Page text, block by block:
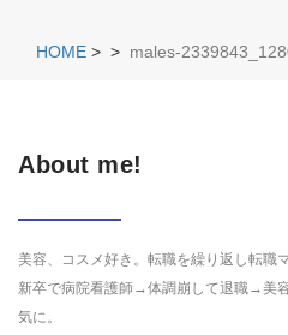
HOME > > males-
About me!
美容、コスメ好き。転職を繰り返し転職
新卒で病院看護師→体調崩して退職→美
気に。